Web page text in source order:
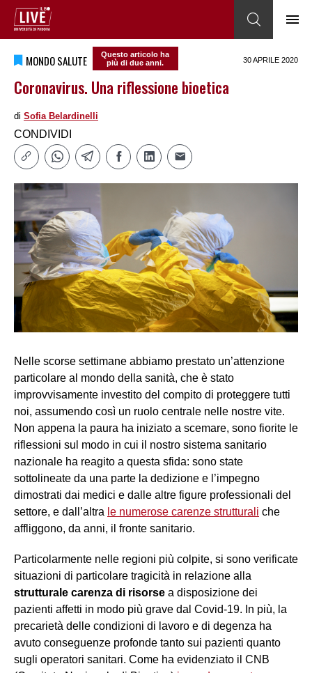
MONDO SALUTE
Questo articolo ha
più di due anni.
30 APRILE 2020
Coronavirus. Una riflessione bioetica
di Sofia Belardinelli
CONDIVIDI
Nelle scorse settimane abbiamo prestato un’attenzione
particolare al mondo della sanità, che è stato
improvvisamente investito del compito di proteggere tutti
noi, assumendo così un ruolo centrale nelle nostre vite.
Non appena la paura ha iniziato a scemare, sono fiorite le
riflessioni sul modo in cui il nostro sistema sanitario
nazionale ha reagito a questa sfida: sono state
sottolineate da una parte la dedizione e l’impegno
dimostrati dai medici e dalle altre figure professionali del
settore, e dall’altra le numerose carenze strutturali che
affliggono, da anni, il fronte sanitario.
Particolarmente nelle regioni più colpite, si sono verificate
situazioni di particolare tragicità in relazione alla
strutturale carenza di risorse a disposizione dei
pazienti affetti in modo più grave dal Covid-19. In più, la
precarietà delle condizioni di lavoro e di degenza ha
avuto conseguenze profonde tanto sui pazienti quanto
sugli operatori sanitari. Come ha evidenziato il CNB